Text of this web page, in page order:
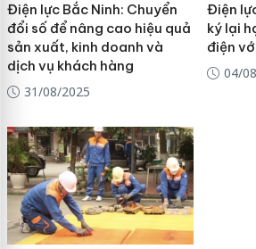
Điện lực Bắc Ninh: Chuyển
đổi số để nâng cao hiệu quả
sản xuất, kinh doanh và
dịch vụ khách hàng
31/08/2025
Điện
ký lại
điện
04/